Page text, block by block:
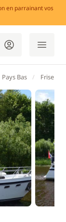
en parrainant vos
Pays Bas Frise